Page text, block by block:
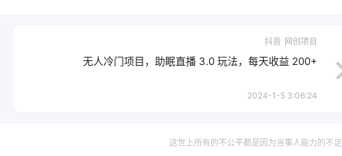
抖音 网创项目
无人冷门项目，助眠直播 3.0 玩法，每天收益 200+
2024-1-5 3:06:24
这世上所有的不公平都是因为当事人能力的不足